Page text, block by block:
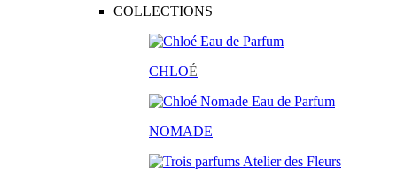
COLLECTIONS
CHLOÉ
NOMADE